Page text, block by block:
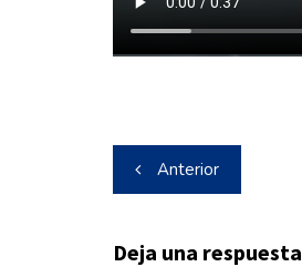
Navegación
de
entradas
Anterior
Deja una respuesta